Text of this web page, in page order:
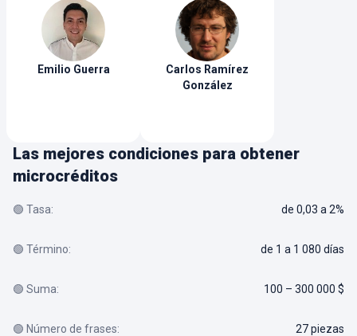
pagos flexibles que se ajusten a tu capacidad.
Emilio Guerra Carlos Ramírez
González
Las mejores condiciones para obtener
microcréditos
🟢 Tasa: de 0,03 a 2%
🟢 Término: de 1 a 1 080 días
🟢 Suma: 100 – 300 000 $
🟢 Número de frases: 27 piezas